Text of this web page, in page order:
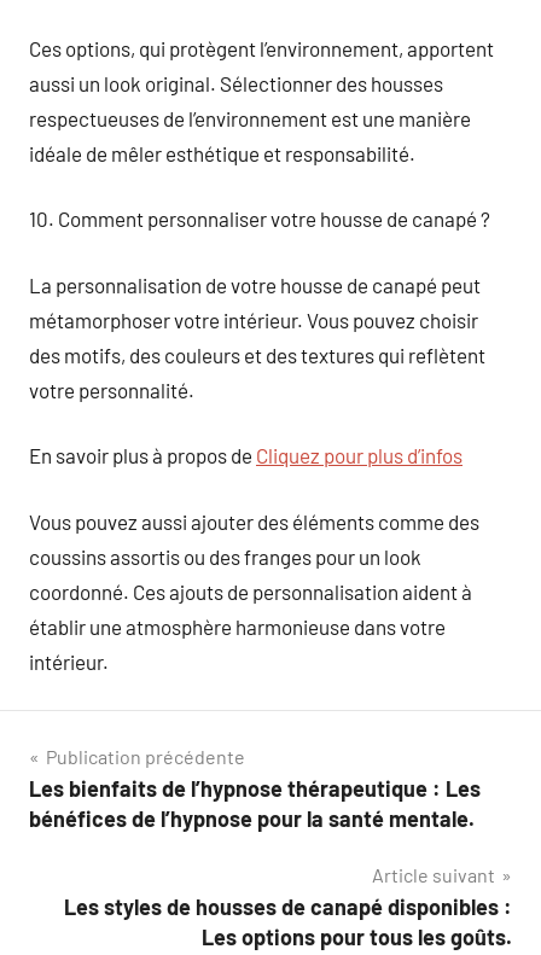
Ces options, qui protègent l’environnement, apportent
aussi un look original. Sélectionner des housses
respectueuses de l’environnement est une manière
idéale de mêler esthétique et responsabilité.
10. Comment personnaliser votre housse de canapé ?
La personnalisation de votre housse de canapé peut
métamorphoser votre intérieur. Vous pouvez choisir
des motifs, des couleurs et des textures qui reflètent
votre personnalité.
En savoir plus à propos de Cliquez pour plus d’infos
Vous pouvez aussi ajouter des éléments comme des
coussins assortis ou des franges pour un look
coordonné. Ces ajouts de personnalisation aident à
établir une atmosphère harmonieuse dans votre
intérieur.
Navigation
de
Publication précédente
Les bienfaits de l’hypnose thérapeutique : Les
bénéfices de l’hypnose pour la santé mentale.
Article suivant
Les styles de housses de canapé disponibles :
Les options pour tous les goûts.